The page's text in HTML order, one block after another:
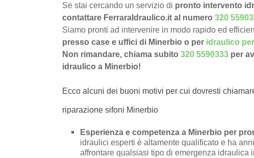
Se stai cercando un servizio di pronto intervento
contattare FerraraIdraulico.it al numero 320
Siamo pronti ad intervenire in modo rapido ed
presso case e uffici di Minerbio o per idraulico
Non rimandare, chiama subito 320 5590333 per
idraulico a Minerbio!
Ecco alcuni dei buoni motivi per cui dovresti
riparazione sifoni Minerbio
Esperienza e competenza a Minerbio per
idraulici esperti è altamente qualificato e ha
affrontare qualsiasi tipo di emergenza idraulica